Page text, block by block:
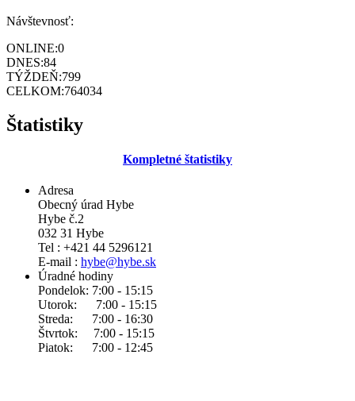
Návštevnosť:
ONLINE:0
DNES:84
TÝŽDEŇ:799
CELKOM:764034
Štatistiky
Kompletné štatistiky
Adresa
Obecný úrad Hybe
Hybe č.2
032 31 Hybe
Tel : +421 44 5296121
E-mail : hybe@hybe.sk
Úradné hodiny
Pondelok: 7:00 - 15:15
Utorok: 7:00 - 15:15
Streda: 7:00 - 16:30
Štvrtok: 7:00 - 15:15
Piatok: 7:00 - 12:45